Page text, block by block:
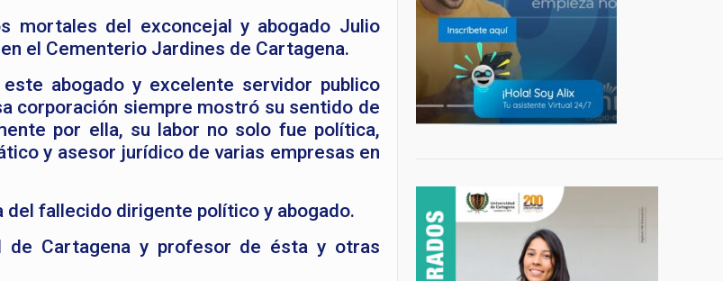
mortales del exconcejal y abogado Julio
el Cementerio Jardines de Cartagena.
abogado y excelente servidor publico
corporación siempre mostró su sentido de
por ella, su labor no solo fue política,
y asesor jurídico de varias empresas en
del fallecido dirigente político y abogado.
de Cartagena y profesor de ésta y otras